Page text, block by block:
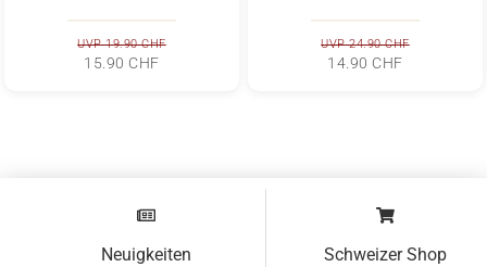
UVP 19.90 CHF
15.90 CHF
UVP 24.90 CHF
14.90 CHF
Neuigkeiten Schweizer Shop